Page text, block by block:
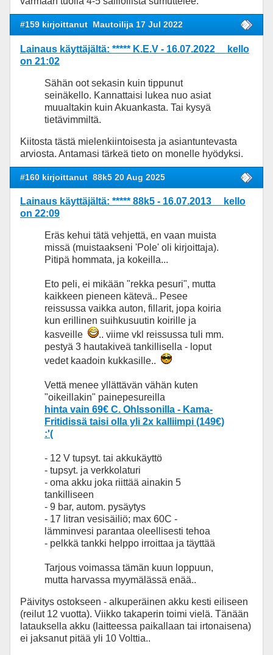
#159 kirjoittanut Mautoilija 17 Jul 2022
Lainaus käyttäjältä: ***** K.E.V - 16.07.2022 kello
on 21:02
Sähän oot sekasin kuin tippunut
seinäkello. Kannattaisi lukea nuo asiat
muualtakin kuin Akuankasta. Tai kysyä
tietävimmiltä.
Kiitosta tästä mielenkiintoisesta ja asiantuntevasta
arviosta. Antamasi tärkeä tieto on monelle hyödyksi.
#160 kirjoittanut 88k5 20 Aug 2025
Lainaus käyttäjältä: ***** 88k5 - 16.07.2013 kello
on 22:09
Eräs kehui tätä vehjettä, en vaan muista
missä (muistaakseni 'Pole' oli kirjoittaja).
Pitipä hommata, ja kokeilla...
Eto peli, ei mikään "rekka pesuri", mutta
kaikkeen pieneen kätevä.. Pesee
reissussa vaikka auton, fillarit, jopa koiria
kun erillinen suihkusuutin koirille ja
kasveille
.. viime vkl reissussa tuli mm.
pestyä 3 hautakiveä tankillisella - loput
vedet kaadoin kukkasille..
Vettä menee yllättävän vähän kuten
"oikeillakin" painepesureilla
hinta vain 69€ C. Ohlssonilla - Kama-
Fritidissä taisi olla yli 2x kalliimpi (149€)
:'(
- 12 V tupsyt. tai akkukäyttö
- tupsyt. ja verkkolaturi
- oma akku joka riittää ainakin 5
tankilliseen
- 9 bar, autom. pysäytys
- 17 litran vesisäiliö; max 60C -
lämminvesi parantaa oleellisesti tehoa
- pelkkä tankki helppo irroittaa ja täyttää
Tarjous voimassa tämän kuun loppuun,
mutta harvassa myymälässä enää..
Päivitys ostokseen - alkuperäinen akku kesti eiliseen
(reilut 12 vuotta). Viikko takaperin toimi vielä. Tänään
latauksella akku (laitteessa paikallaan tai irtonaisena)
ei jaksanut pitää yli 10 Volttia..